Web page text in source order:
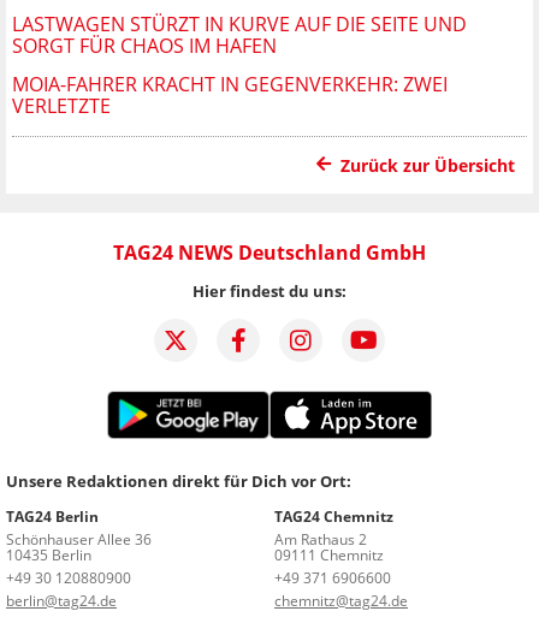
LASTWAGEN STÜRZT IN KURVE AUF DIE SEITE UND
SORGT FÜR CHAOS IM HAFEN
MOIA-FAHRER KRACHT IN GEGENVERKEHR: ZWEI
VERLETZTE
Zurück zur Übersicht
TAG24 NEWS Deutschland GmbH
Hier findest du uns:
Unsere Redaktionen direkt für Dich vor Ort:
TAG24 Berlin
Schönhauser Allee 36
10435 Berlin
+49 30 120880900
berlin@tag24.de
TAG24 Chemnitz
Am Rathaus 2
09111 Chemnitz
+49 371 6906600
chemnitz@tag24.de